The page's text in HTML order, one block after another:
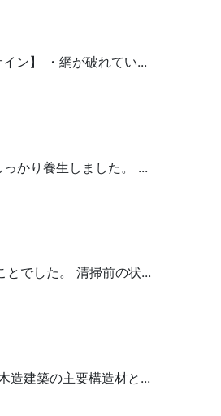
ン】 ・網が破れてい...
かり養生しました。 ...
でした。 清掃前の状...
造建築の主要構造材と...